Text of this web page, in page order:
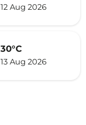
12 Aug 2026
30°C
13 Aug 2026